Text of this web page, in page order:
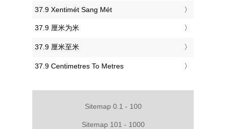
‎37.9 Xentimét Sang Mét
‎37.9 厘米为米
‎37.9 厘米至米
‎37.9 Centimetres To Metres
Sitemap 0.1 - 100
Sitemap 101 - 1000